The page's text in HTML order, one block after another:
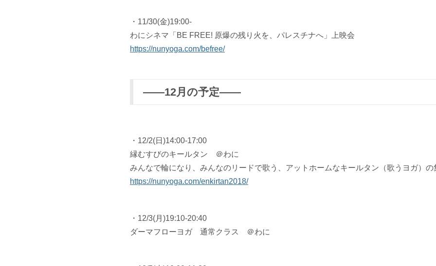
・11/30(金)19:00-
わにシネマ「BE FREE! 原爆の残り火を、パレスチナへ」上映会
https://nunyoga.com/befree/
――12月の予定――
・12/2(日)14:00-17:00
縁むすびのキールタン ＠わに
みんなで輪になり、みんなのリードで歌う、アットホームなキールタン（歌うヨガ）の
https://nunyoga.com/enkirtan2018/
・12/3(月)19:10-20:40
ダーマフローヨガ 通常クラス ＠わに